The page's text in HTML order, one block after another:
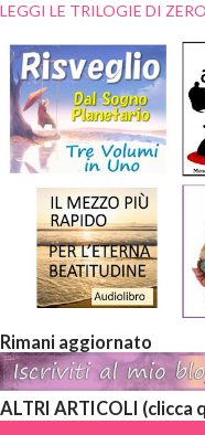
LEGGI LE TRILOGIE DI ZERO
Rimani aggiornato